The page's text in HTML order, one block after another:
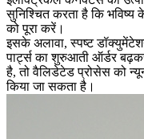
सुनिश्चित करता है कि
को पूरा करें।
इसके अलावा, स्पष्ट
पार्ट्स का शुरुआती ऑर्डर
है, तो वैलिडेटेड प्रोसेस को
किया जा सकता है।